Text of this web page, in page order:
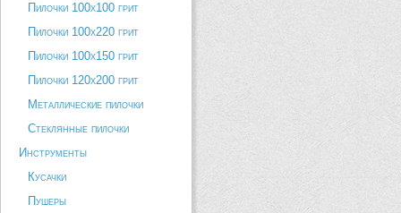
Пилочки 100х100 грит
Пилочки 100х220 грит
Пилочки 100х150 грит
Пилочки 120х200 грит
Металлические пилочки
Стеклянные пилочки
Инструменты
Кусачки
Пушеры